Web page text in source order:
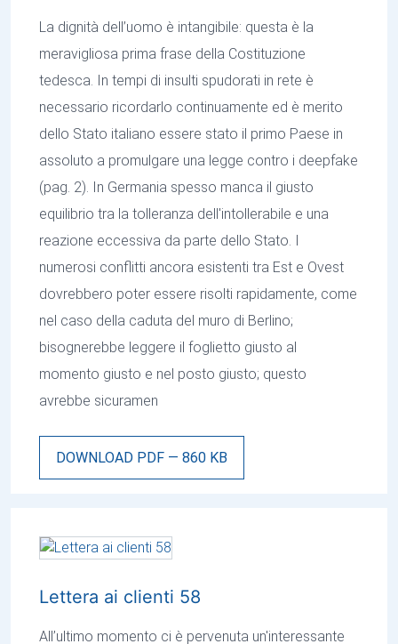
La dignità dell’uomo è intangibile: questa è la
meravigliosa prima frase della Costituzione
tedesca. In tempi di insulti spudorati in rete è
necessario ricordarlo continuamente ed è merito
dello Stato italiano essere stato il primo Paese in
assoluto a promulgare una legge contro i deepfake
(pag. 2). In Germania spesso manca il giusto
equilibrio tra la tolleranza dell'intollerabile e una
reazione eccessiva da parte dello Stato. I
numerosi conflitti ancora esistenti tra Est e Ovest
dovrebbero poter essere risolti rapidamente, come
nel caso della caduta del muro di Berlino;
bisognerebbe leggere il foglietto giusto al
momento giusto e nel posto giusto; questo
avrebbe sicuramen
DOWNLOAD PDF — 860 KB
Lettera ai clienti 58
All’ultimo momento ci è pervenuta un'interessante